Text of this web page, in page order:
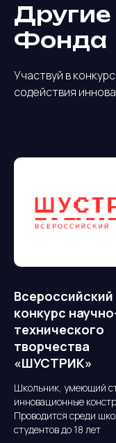
Фонда
Участвуй в
содействия
Всероссийский
конкурс
технического
творчества
«ШУСТРИК»
Школьник, умеющий
инновационные
Проводится среди
студентов до 18 лет